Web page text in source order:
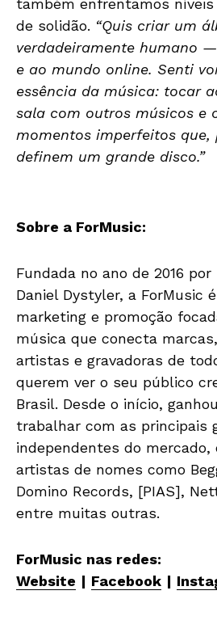
também enfrentamos
de solidão. “Quis criar um
verdadeiramente humano
e ao mundo online. Senti
essência da música: tocar
sala com outros músicos e
momentos imperfeitos que,
definem um grande disco.”
Sobre a ForMusic:
Fundada no ano de 2016
Daniel Dystyler, a ForMusic
marketing e promoção
música que conecta
artistas e gravadoras de
querem ver o seu público
Brasil. Desde o início,
trabalhar com as principais
independentes do mercado,
artistas de nomes como
Domino Records, [PIAS],
entre muitas outras.
ForMusic nas redes:
Website | Facebook |